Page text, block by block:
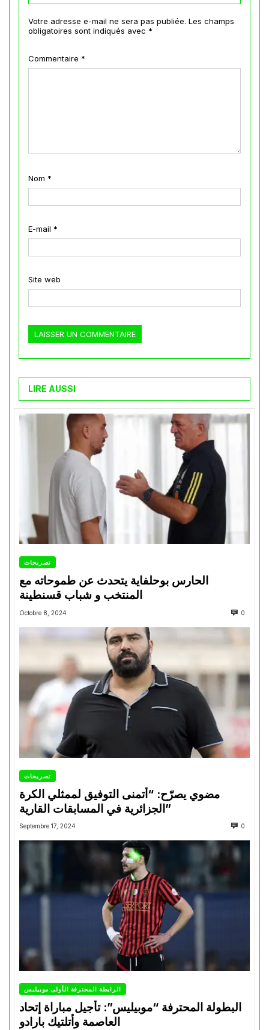
Votre adresse e-mail ne sera pas publiée. Les champs
obligatoires sont indiqués avec *
Commentaire *
Nom *
E-mail *
Site web
LIRE AUSSI
تصريحات
الحارس بوحلفاية يتحدث عن طموحاته مع
المنتخب و شباب قسنطينة
Octobre 8, 2024 0
تصريحات
مضوي يصرّح: “أتمنى التوفيق لممثلي الكرة
الجزائرية في المسابقات القارية”
Septembre 17, 2024 0
الرابطة المحترفة الأولى موبيليس
البطولة المحترفة “موبيليس”: تأجيل مباراة إتحاد
العاصمة وأتلتيك بارادو